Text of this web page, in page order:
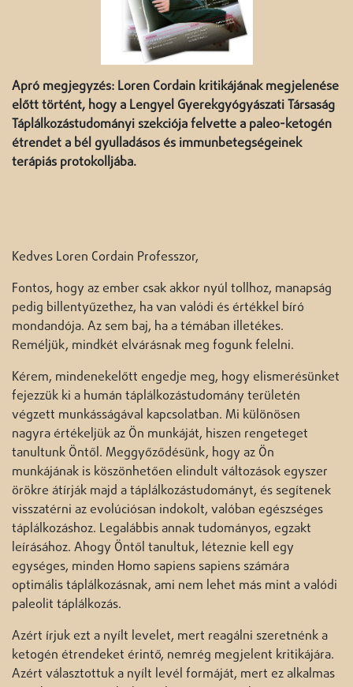
Apró megjegyzés: Loren Cordain kritikájának megjelenése
előtt történt, hogy a Lengyel Gyerekgyógyászati Társaság
Táplálkozástudományi szekciója felvette a paleo-ketogén
étrendet a bél gyulladásos és immunbetegségeinek
terápiás protokolljába.
Kedves Loren Cordain Professzor,
Fontos, hogy az ember csak akkor nyúl tollhoz, manapság
pedig billentyűzethez, ha van valódi és értékkel bíró
mondandója. Az sem baj, ha a témában illetékes.
Reméljük, mindkét elvárásnak meg fogunk felelni.
Kérem, mindenekelőtt engedje meg, hogy elismerésünket
fejezzük ki a humán táplálkozástudomány területén
végzett munkásságával kapcsolatban. Mi különösen
nagyra értékeljük az Ön munkáját, hiszen rengeteget
tanultunk Öntől. Meggyőződésünk, hogy az Ön
munkájának is köszönhetően elindult változások egyszer
örökre átírják majd a táplálkozástudományt, és segítenek
visszatérni az evolúciósan indokolt, valóban egészséges
táplálkozáshoz. Legalábbis annak tudományos, egzakt
leírásához. Ahogy Öntől tanultuk, léteznie kell egy
egységes, minden Homo sapiens sapiens számára
optimális táplálkozásnak, ami nem lehet más mint a valódi
paleolit táplálkozás.
Azért írjuk ezt a nyílt levelet, mert reagálni szeretnénk a
ketogén étrendeket érintő, nemrég megjelent kritikájára.
Azért választottuk a nyílt levél formáját, mert ez alkalmas